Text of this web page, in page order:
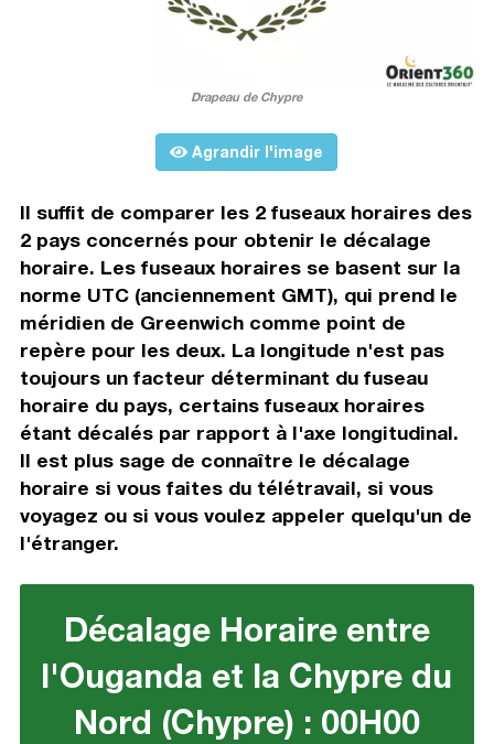
Drapeau de Chypre
Agrandir l'image
Il suffit de comparer les 2 fuseaux horaires des
2 pays concernés pour obtenir le décalage
horaire. Les fuseaux horaires se basent sur la
norme UTC (anciennement GMT), qui prend le
méridien de Greenwich comme point de
repère pour les deux. La longitude n'est pas
toujours un facteur déterminant du fuseau
horaire du pays, certains fuseaux horaires
étant décalés par rapport à l'axe longitudinal.
Il est plus sage de connaître le décalage
horaire si vous faites du télétravail, si vous
voyagez ou si vous voulez appeler quelqu'un de
l'étranger.
Décalage Horaire entre
l'Ouganda et la Chypre du
Nord (Chypre) : 00H00